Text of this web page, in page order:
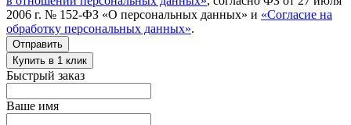
2006 г. № 152-ФЗ «О персональных данных» и «Согласие на
обработку персональных данных».
Отправить
Купить в 1 клик
Быстрый заказ
Ваше имя